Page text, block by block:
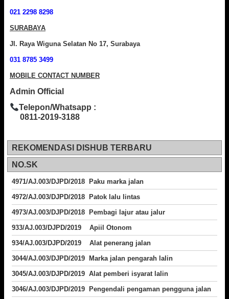
021 2298 8298
SURABAYA
Jl. Raya Wiguna Selatan No 17, Surabaya
031 8785 3499
MOBILE CONTACT NUMBER
Admin Official
Telepon/Whatsapp :
0811-2019-3188
REKOMENDASI DISHUB TERBARU
NO.SK
4971/AJ.003/DJPD/2018 Paku marka jalan
4972/AJ.003/DJPD/2018 Patok lalu lintas
4973/AJ.003/DJPD/2018
Pembagi lajur atau jalur
933/AJ.003/DJPD/2019 Apiil Otonom
934/AJ.003/DJPD/2019 Alat penerang jalan
3044/AJ.003/DJPD/2019 Marka jalan pengarah lalin
3045/AJ.003/DJPD/2019 Alat pemberi isyarat lalin
3046/AJ.003/DJPD/2019 Pengendali pengaman pengguna jalan